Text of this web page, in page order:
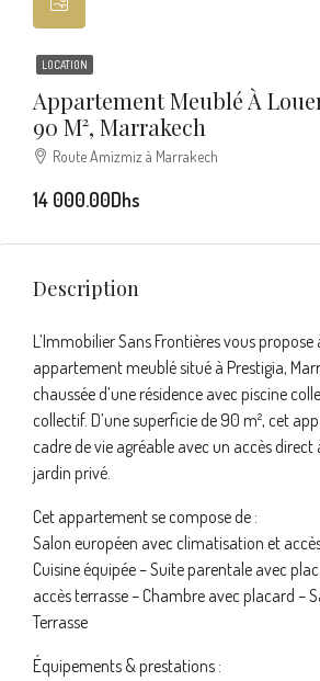
LOCATION
Appartement Meublé À
90 M², Marrakech
Route Amizmiz à Marrakech
14 000.00Dhs
Description
L’Immobilier Sans Frontières vous
appartement meublé situé à Prestigia,
chaussée d’une résidence avec piscine
collectif. D’une superficie de 90 m², cet
cadre de vie agréable avec un accès direct
jardin privé.
Cet appartement se compose de :
Salon européen avec climatisation et
Cuisine équipée – Suite parentale avec
accès terrasse – Chambre avec placard –
Terrasse
Équipements & prestations :